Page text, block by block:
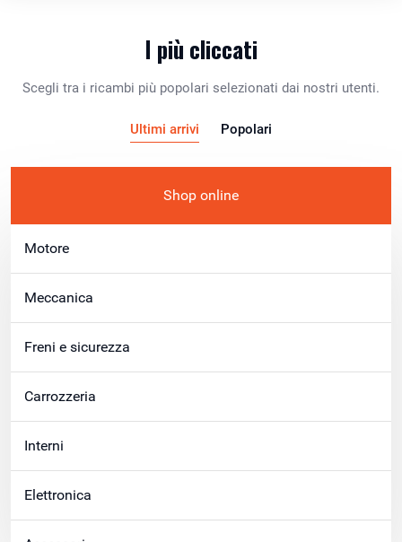
I più cliccati
Scegli tra i ricambi più popolari selezionati dai nostri utenti.
Ultimi arrivi Popolari
Shop online
Motore
Meccanica
Freni e sicurezza
Carrozzeria
Interni
Elettronica